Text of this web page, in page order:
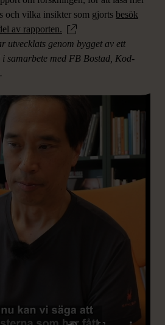
och vilka insikter som gjorts besök
av rapporten.
utvecklats genom bygget av ett
samarbete med FB Bostad, Kod-